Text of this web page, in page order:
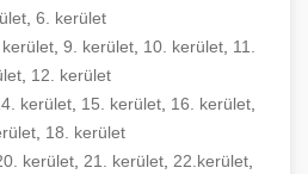
6. kerület
, 9. kerület, 10. kerület, 11.
12. kerület
kerület 15. kerület 16. kerület
18. kerület
kerület 21. kerület 22.kerület